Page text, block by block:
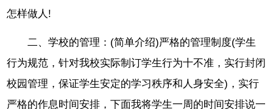
怎样做人!
二、学校的管理：(简单介绍)严格的管理制度(学生
行为规范，针对我校实际制订学生行为十不准，实行封闭
校园管理，保证学生安定的学习秩序和人身安全)，实行
严格的作息时间安排，下面我将学生一周的时间安排说一